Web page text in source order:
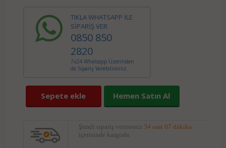
TIKLA WHATSAPP İLE
SİPARİŞ VER
0850 850
2820
7x24 Whatsapp Üzerinden
de Sipariş Verebilirsiniz.
Sepete ekle Hemen Satın Al
Şimdi sipariş verirseniz 34 saat 07 dakika
içerisinde kargoda.